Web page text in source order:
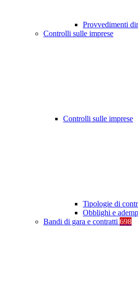
Provvedimenti
Controlli sulle imprese
Controlli sulle imprese
Tipologie di
Obblighi e
Bandi di gara e contratti 698